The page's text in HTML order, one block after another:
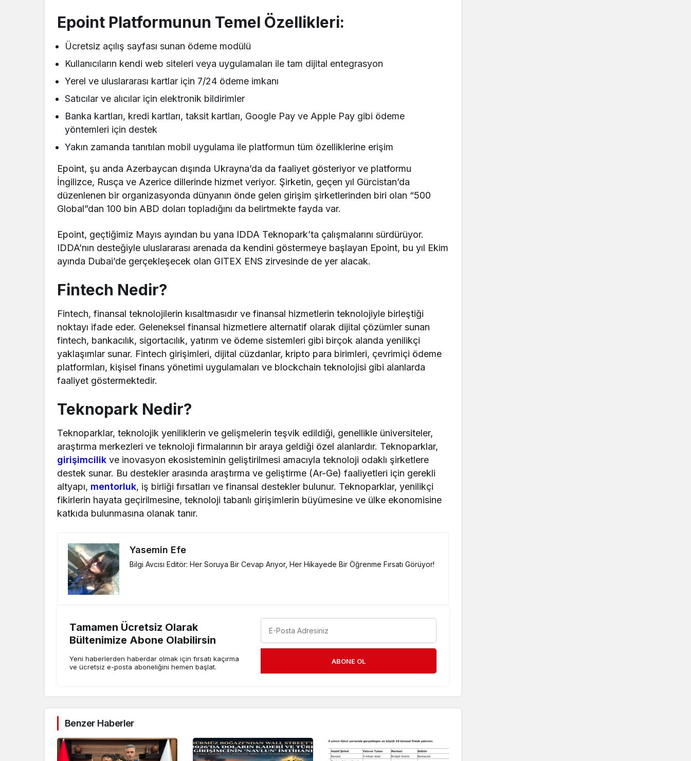
Epoint Platformunun Temel Özellikleri:
Ücretsiz açılış sayfası sunan ödeme modülü
Kullanıcıların kendi web siteleri veya uygulamaları ile tam dijital entegrasyon
Yerel ve uluslararası kartlar için 7/24 ödeme imkanı
Satıcılar ve alıcılar için elektronik bildirimler
Banka kartları, kredi kartları, taksit kartları, Google Pay ve Apple Pay gibi ödeme
yöntemleri için destek
Yakın zamanda tanıtılan mobil uygulama ile platformun tüm özelliklerine erişim
Epoint, şu anda Azerbaycan dışında Ukrayna’da da faaliyet gösteriyor ve platformu
İngilizce, Rusça ve Azerice dillerinde hizmet veriyor. Şirketin, geçen yıl Gürcistan’da
düzenlenen bir organizasyonda dünyanın önde gelen girişim şirketlerinden biri olan “500
Global”dan 100 bin ABD doları topladığını da belirtmekte fayda var.
Epoint, geçtiğimiz Mayıs ayından bu yana IDDA Teknopark’ta çalışmalarını sürdürüyor.
IDDA’nın desteğiyle uluslararası arenada da kendini göstermeye başlayan Epoint, bu yıl Ekim
ayında Dubai’de gerçekleşecek olan GITEX ENS zirvesinde de yer alacak.
Fintech Nedir?
Fintech, finansal teknolojilerin kısaltmasıdır ve finansal hizmetlerin teknolojiyle birleştiği
noktayı ifade eder. Geleneksel finansal hizmetlere alternatif olarak dijital çözümler sunan
fintech, bankacılık, sigortacılık, yatırım ve ödeme sistemleri gibi birçok alanda yenilikçi
yaklaşımlar sunar. Fintech girişimleri, dijital cüzdanlar, kripto para birimleri, çevrimiçi ödeme
platformları, kişisel finans yönetimi uygulamaları ve blockchain teknolojisi gibi alanlarda
faaliyet göstermektedir.
Teknopark Nedir?
Teknoparklar, teknolojik yeniliklerin ve gelişmelerin teşvik edildiği, genellikle üniversiteler,
araştırma merkezleri ve teknoloji firmalarının bir araya geldiği özel alanlardır. Teknoparklar,
girişimcilik ve inovasyon ekosisteminin geliştirilmesi amacıyla teknoloji odaklı şirketlere
destek sunar. Bu destekler arasında araştırma ve geliştirme (Ar-Ge) faaliyetleri için gerekli
altyapı, mentorluk, iş birliği fırsatları ve finansal destekler bulunur. Teknoparklar, yenilikçi
fikirlerin hayata geçirilmesine, teknoloji tabanlı girişimlerin büyümesine ve ülke ekonomisine
katkıda bulunmasına olanak tanır.
Yasemin Efe
Bilgi Avcısı Editör: Her Soruya Bir Cevap Arıyor, Her Hikayede Bir Öğrenme Fırsatı Görüyor!
Tamamen Ücretsiz Olarak
Bültenimize Abone Olabilirsin
Yeni haberlerden haberdar olmak için fırsatı kaçırma
ve ücretsiz e-posta aboneliğini hemen başlat.
ABONE OL
Benzer Haberler